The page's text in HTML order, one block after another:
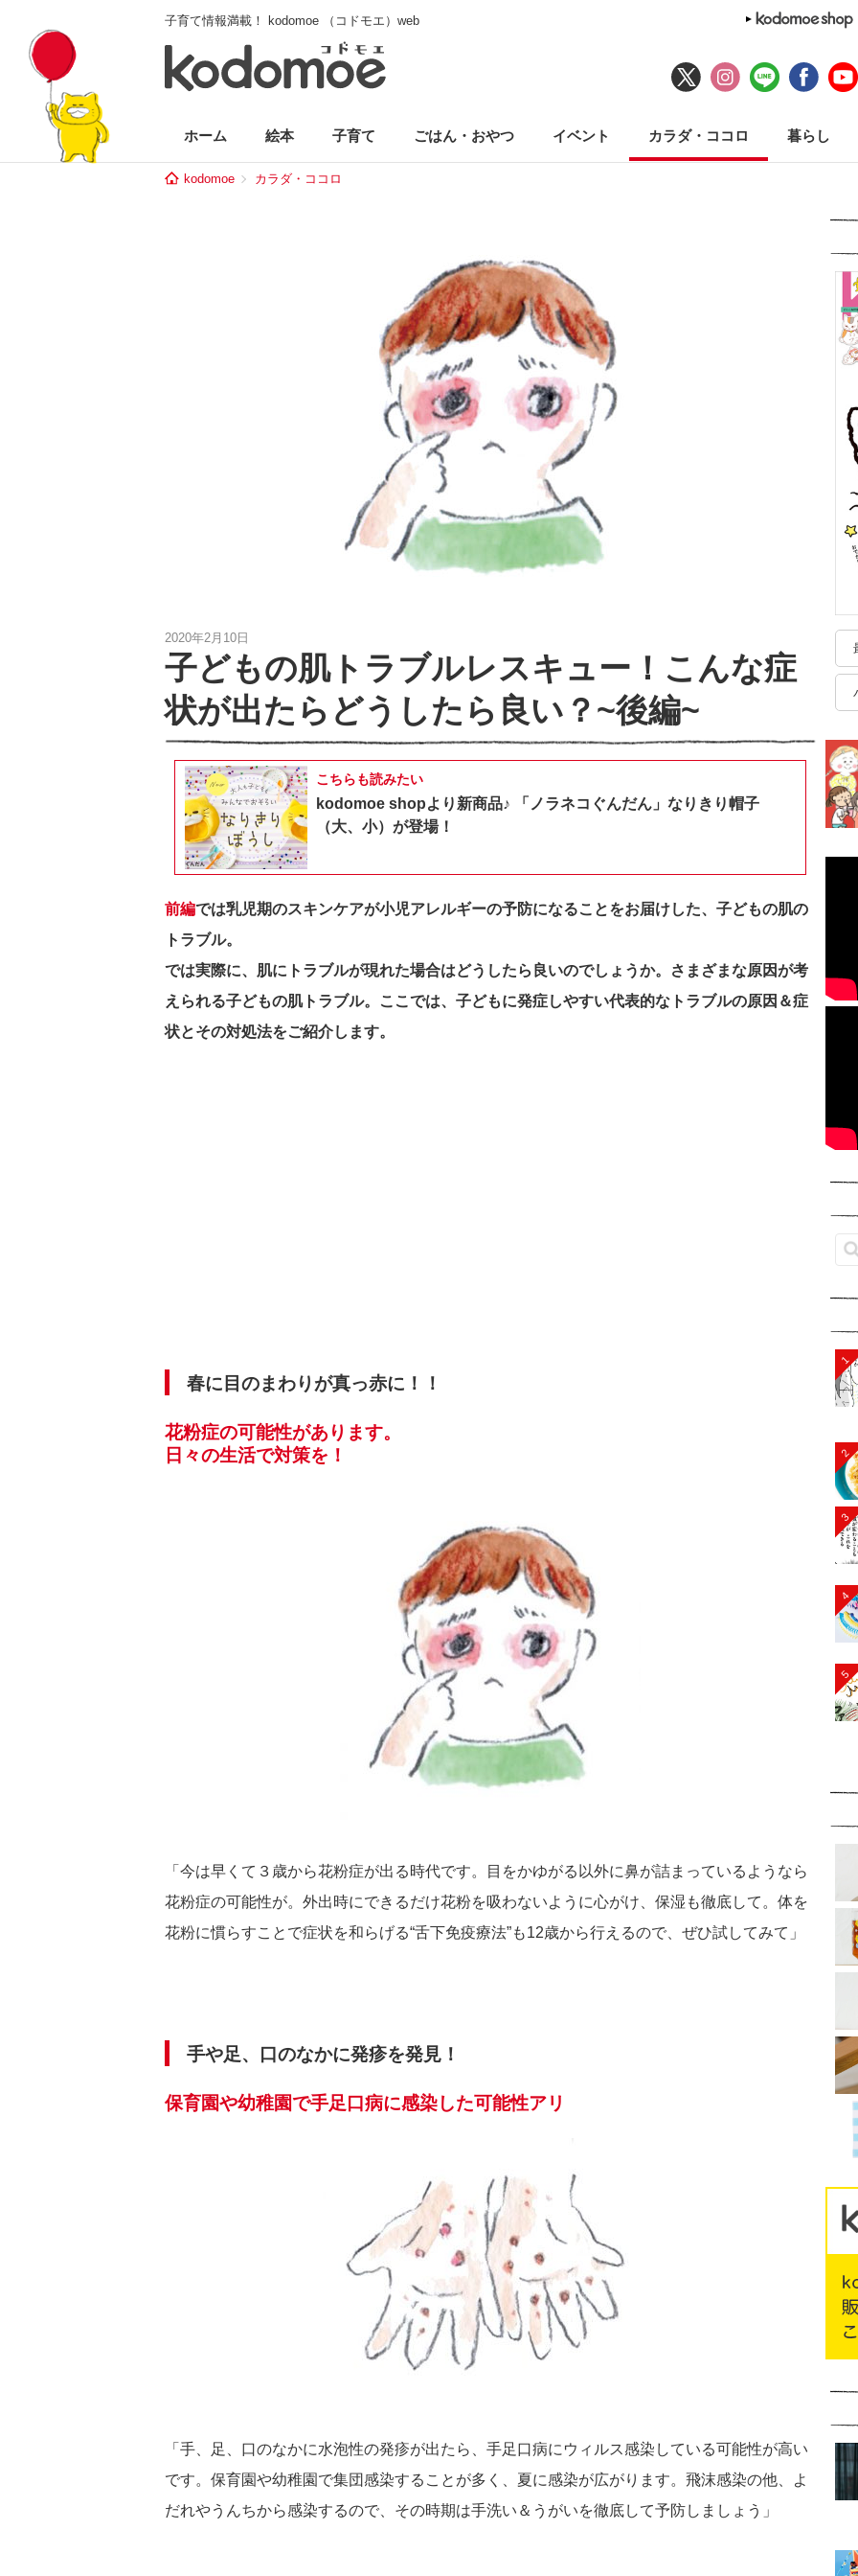
子育て情報満載！ kodomoe （コドモエ）web
ホーム 絵本 子育て ごはん・おやつ イベント カラダ・ココロ 暮らし
kodomoe カラダ・ココロ
2020年2月10日
子どもの肌トラブルレスキュー！こんな症
状が出たらどうしたら良い？~後編~
こちらも読みたい
kodomoe shopより新商品♪ 「ノラネコぐんだん」なりきり帽子
（大、小）が登場！
前編では乳児期のスキンケアが小児アレルギーの予防になることをお届けした、子どもの肌の
トラブル。
では実際に、肌にトラブルが現れた場合はどうしたら良いのでしょうか。さまざまな原因が考
えられる子どもの肌トラブル。
ここでは、子どもに発症しやすい代表的なトラブルの原因＆症
状とその対処法をご紹介します。
春に目のまわりが真っ赤に！！
花粉症の可能性があります。
日々の生活で対策を！
「今は早くて３歳から花粉症が出る時代です。目をかゆがる以外に鼻が詰まっているようなら
花粉症の可能性が。外出時にできるだけ花粉を吸わないように心がけ、保湿も徹底して。体を
花粉に慣らすことで症状を和らげる“舌下免疫療法”も12歳から行えるので、ぜひ試してみて」
手や足、口のなかに発疹を発見！
保育園や幼稚園で手足口病に感染した可能性アリ
「手、足、口のなかに水泡性の発疹が出たら、手足口病にウィルス感染している可能性が高い
です。保育園や幼稚園で集団感染することが多く、夏に感染が広がります。飛沫感染の他、よ
だれやうんちから感染するので、その時期は手洗い＆うがいを徹底して予防しましょう」
1
2
3
4
5